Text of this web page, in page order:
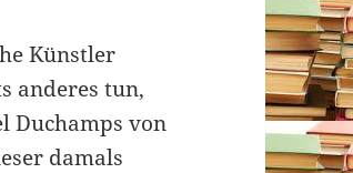
Künstler
anderes tun,
Duchamps von
damals